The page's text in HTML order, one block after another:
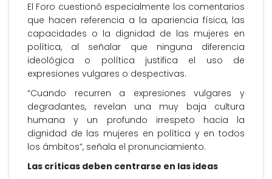
El Foro cuestionó especialmente los comentarios
que hacen referencia a la apariencia física, las
capacidades o la dignidad de las mujeres en
política, al señalar que ninguna diferencia
ideológica o política justifica el uso de
expresiones vulgares o despectivas.
“Cuando recurren a expresiones vulgares y
degradantes, revelan una muy baja cultura
humana y un profundo irrespeto hacia la
dignidad de las mujeres en política y en todos
los ámbitos”, señala el pronunciamiento.
Las críticas deben centrarse en las ideas